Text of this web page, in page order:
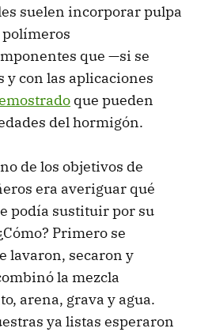
suelen incorporar pulpa
polímeros
que —si se
con las aplicaciones
que pueden
del hormigón.
de los objetivos de
era averiguar qué
podía sustituir por su
Primero se
lavaron, secaron y
la mezcla
arena, grava y agua.
ya listas esperaron